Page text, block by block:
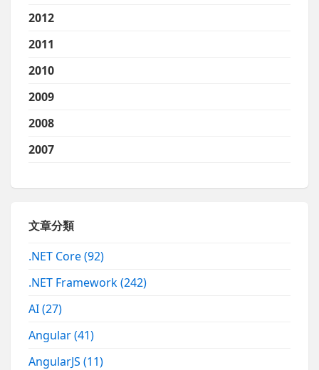
2012
2011
2010
2009
2008
2007
文章分類
.NET Core(92)
.NET Framework(242)
AI(27)
Angular(41)
AngularJS(11)